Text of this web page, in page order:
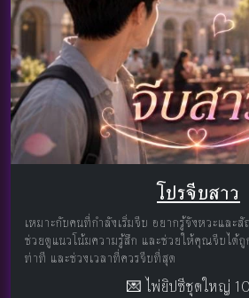
โปรจีบสาว
เหมาะกับคนที่กำลังเริ่มจีบ อยากรู้จังหวะแล
ช่วยดูแนวโน้มความรู้สึก และช่วยให้คุณจีบได้
ท่าที และช่วงเวลาที่ควรจีบที่สุด
💌 ไพ่ยิปซีชุดใหญ่